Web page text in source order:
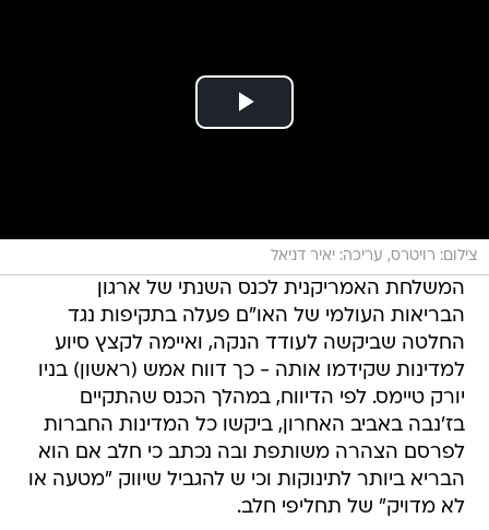
צילום: רויטרס, עריכה: יאיר דניאל
המשלחת האמריקנית לכנס השנתי של ארגון
הבריאות העולמי של האו"ם פעלה בתקיפות נגד
החלטה שביקשה לעודד הנקה, ואיימה לקצץ סיוע
למדינות שקידמו אותה - כך דווח אמש (ראשון) בניו
יורק טיימס. לפי הדיווח, במהלך הכנס שהתקיים
בז'נבה באביב האחרון, ביקשו כל המדינות החברות
לפרסם הצהרה משותפת ובה נכתב כי חלב אם הוא
הבריא ביותר לתינוקות וכי ש להגביל שיווק "מטעה או
לא מדויק" של תחליפי חלב.